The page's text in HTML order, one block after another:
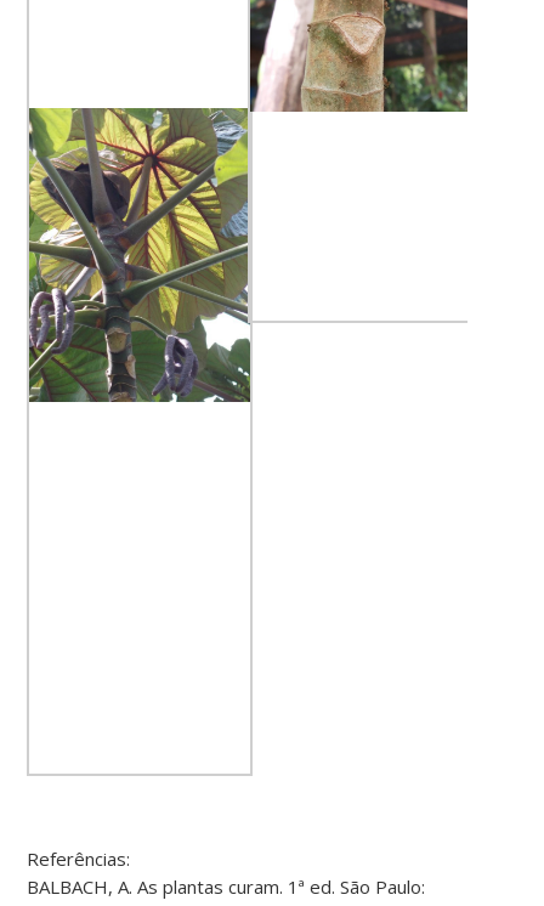
Referências:
BALBACH, A. As plantas curam. 1ª ed. São Paulo: